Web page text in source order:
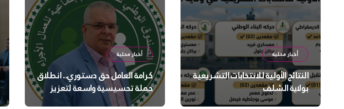
أخبار محلية
النتائج الأولية للانتخابات التشريعية
بولاية الشلف
أخبار محلية
كرامة العامل حق دستوري.. انطلاق
حملة تحسيسية واسعة لتعزيز
السلامة الجسدية والنفسية